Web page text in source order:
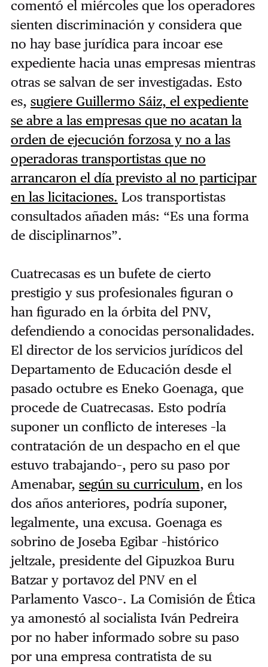
comentó el miércoles que los operadores
sienten discriminación y considera que
no hay base jurídica para incoar ese
expediente hacia unas empresas mientras
otras se salvan de ser investigadas. Esto
es, sugiere Guillermo Sáiz, el expediente
se abre a las empresas que no acatan la
orden de ejecución forzosa y no a las
operadoras transportistas que no
arrancaron el día previsto al no participar
en las licitaciones. Los transportistas
consultados añaden más: “Es una forma
de disciplinarnos”.
Cuatrecasas es un bufete de cierto
prestigio y sus profesionales figuran o
han figurado en la órbita del PNV,
defendiendo a conocidas personalidades.
El director de los servicios jurídicos del
Departamento de Educación desde el
pasado octubre es Eneko Goenaga, que
procede de Cuatrecasas. Esto podría
suponer un conflicto de intereses –la
contratación de un despacho en el que
estuvo trabajando–, pero su paso por
Amenabar, según su curriculum, en los
dos años anteriores, podría suponer,
legalmente, una excusa. Goenaga es
sobrino de Joseba Egibar –histórico
jeltzale, presidente del Gipuzkoa Buru
Batzar y portavoz del PNV en el
Parlamento Vasco–. La Comisión de Ética
ya amonestó al socialista Iván Pedreira
por no haber informado sobre su paso
por una empresa contratista de su